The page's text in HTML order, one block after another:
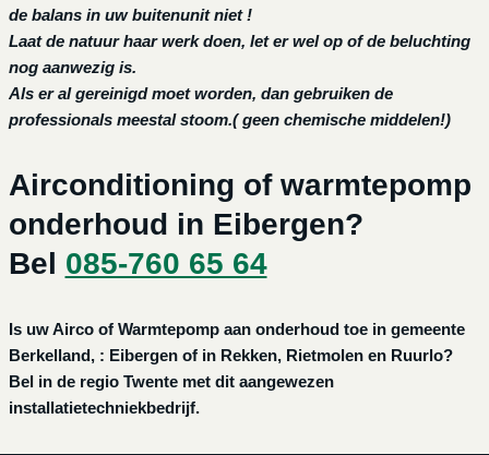
de balans in uw buitenunit niet !
Laat de natuur haar werk doen, let er wel op of de beluchting
nog aanwezig is.
Als er al gereinigd moet worden, dan gebruiken de
professionals meestal stoom.( geen chemische middelen!)
Airconditioning of warmtepomp
onderhoud in Eibergen?
Bel 085-760 65 64
Is uw Airco of Warmtepomp aan onderhoud toe in gemeente
Berkelland, : Eibergen of in Rekken, Rietmolen en Ruurlo?
Bel in de regio Twente met dit aangewezen
installatietechniekbedrijf.